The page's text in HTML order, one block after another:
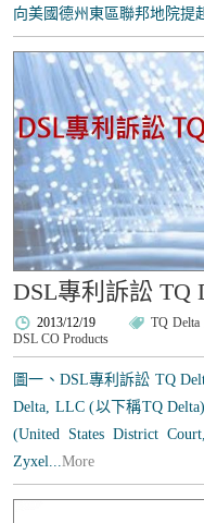
向美國德州東區聯邦地院提
DSL專利訴訟 TQ
2013/12/19 TQ Delta
DSL CO Products
圖一、DSL專利訴訟 TQ
Delta, LLC (以下稱TQ
(United States District
Zyxel...More